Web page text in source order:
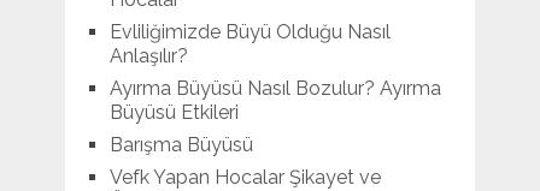
Evliliğimizde Büyü Olduğu Nasıl
Anlaşılır?
Ayırma Büyüsü Nasıl Bozulur? Ayırma
Büyüsü Etkileri
Barışma Büyüsü
Vefk Yapan Hocalar Şikayet ve